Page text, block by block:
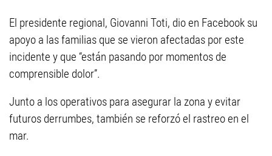
El presidente regional, Giovanni Toti, dio en Facebook su
apoyo a las familias que se vieron afectadas por este
incidente y que “están pasando por momentos de
comprensible dolor”.
Junto a los operativos para asegurar la zona y evitar
futuros derrumbes, también se reforzó el rastreo en el
mar.